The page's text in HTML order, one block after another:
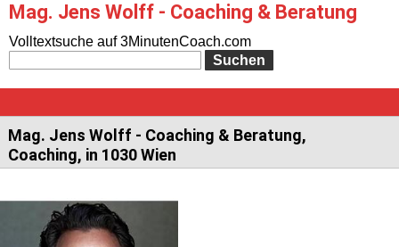
Mag. Jens Wolff - Coaching & Beratung
Volltextsuche auf 3MinutenCoach.com
Mag. Jens Wolff - Coaching & Beratung,
Coaching, in 1030 Wien